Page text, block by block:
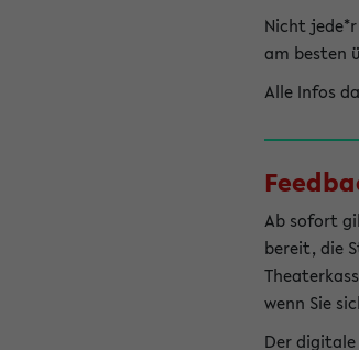
Nicht
am besten
Alle Infos
Ab sofort
bereit, die
wenn Sie
Der digitale